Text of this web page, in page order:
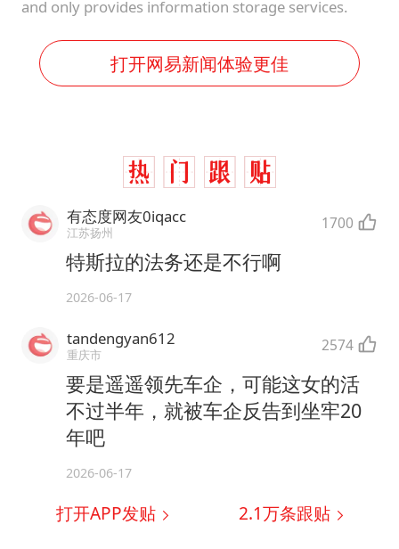
and only provides information storage services.
打开网易新闻体验更佳
有态度网友0iqacc
江苏扬州 1700
特斯拉的法务还是不行啊
2026-06-17
tandengyan612
重庆市 2574
要是遥遥领先车企，可能这女的活
不过半年，就被车企反告到坐牢20
年吧
2026-06-17
打开APP发贴 2.1万条跟贴